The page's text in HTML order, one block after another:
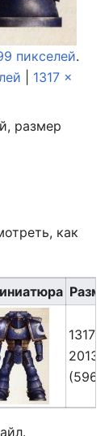
пикселей.
1317 ×
размер
как
1317 ×
2013
(596